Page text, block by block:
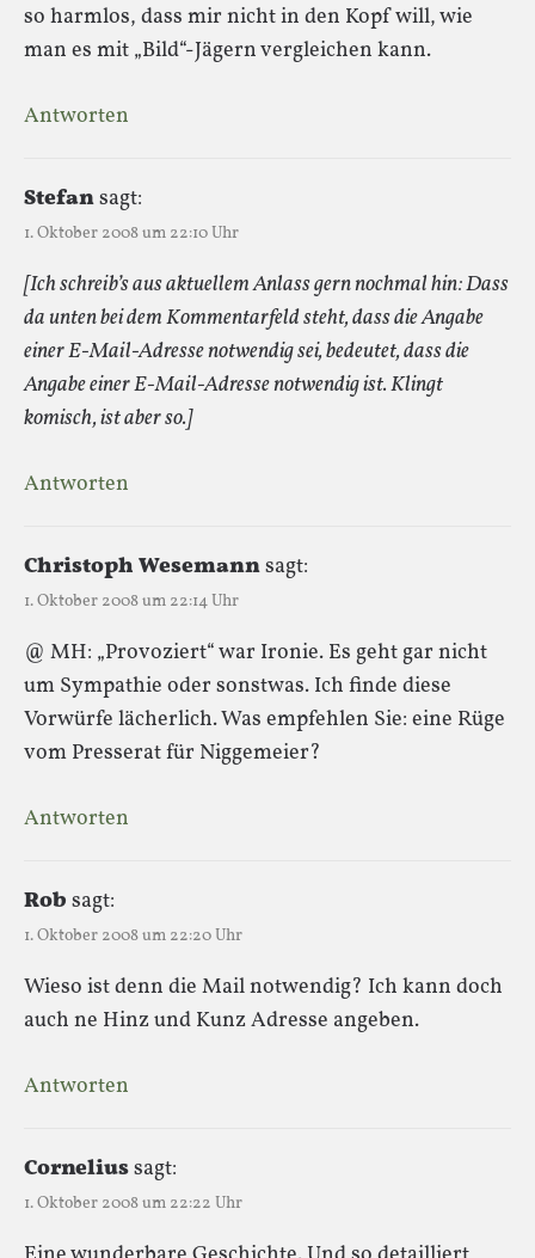
so harmlos, dass mir nicht in den Kopf will, wie
man es mit „Bild“-Jägern vergleichen kann.
Antworten
Stefansagt:
1. Oktober 2008 um 22:10 Uhr
[Ich schreib’s aus aktuellem Anlass gern nochmal hin: Dass
da unten bei dem Kommentarfeld steht, dass die Angabe
einer E-Mail-Adresse notwendig sei, bedeutet, dass die
Angabe einer E-Mail-Adresse notwendig ist. Klingt
komisch, ist aber so.]
Antworten
Christoph Wesemannsagt:
1. Oktober 2008 um 22:14 Uhr
@ MH: „Provoziert“ war Ironie. Es geht gar nicht
um Sympathie oder sonstwas. Ich finde diese
Vorwürfe lächerlich. Was empfehlen Sie: eine Rüge
vom Presserat für Niggemeier?
Antworten
Rob sagt:
1. Oktober 2008 um 22:20 Uhr
Wieso ist denn die Mail notwendig? Ich kann doch
auch ne Hinz und Kunz Adresse angeben.
Antworten
Corneliussagt:
1. Oktober 2008 um 22:22 Uhr